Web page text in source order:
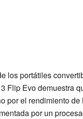
los portátiles
Flip Evo demuestra
por el rendimiento de
por un